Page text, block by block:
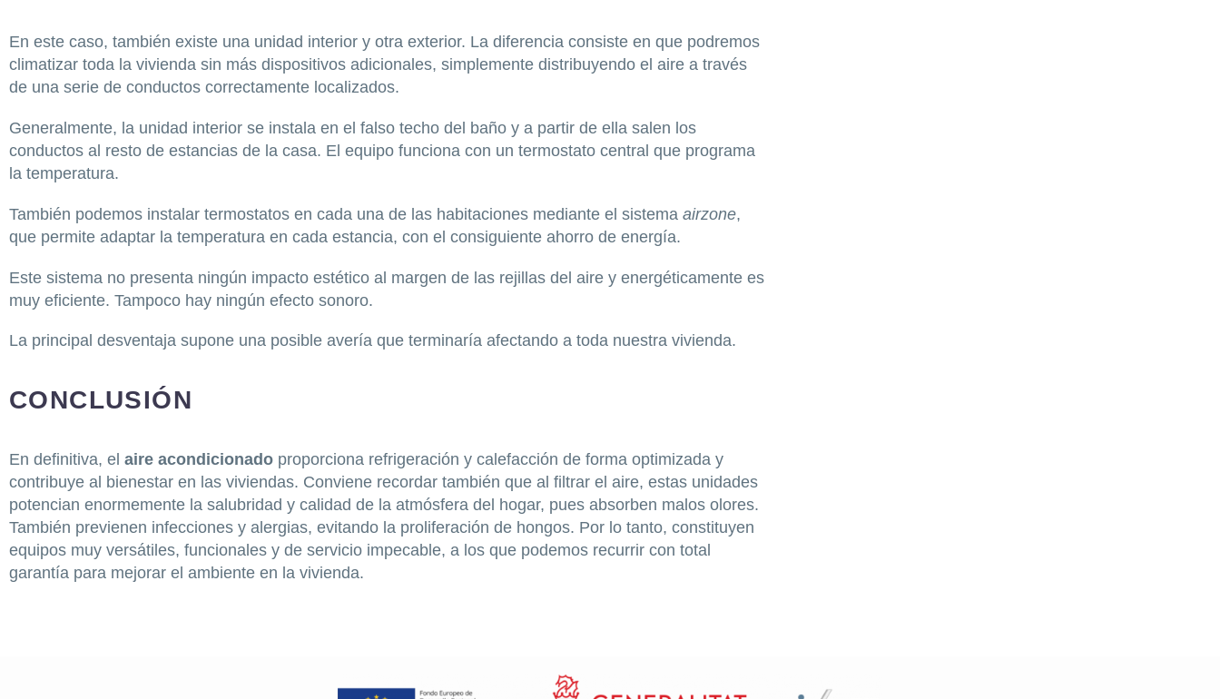
En este caso, también existe una unidad interior y otra exterior. La diferencia consiste en que podremos
climatizar toda la vivienda sin más dispositivos adicionales, simplemente distribuyendo el aire a través
de una serie de conductos correctamente localizados.
Generalmente, la unidad interior se instala en el falso techo del baño y a partir de ella salen los
conductos al resto de estancias de la casa. El equipo funciona con un termostato central que programa
la temperatura.
También podemos instalar termostatos en cada una de las habitaciones mediante el sistema airzone,
que permite adaptar la temperatura en cada estancia, con el consiguiente ahorro de energía.
Este sistema no presenta ningún impacto estético al margen de las rejillas del aire y energéticamente es
muy eficiente. Tampoco hay ningún efecto sonoro.
La principal desventaja supone una posible avería que terminaría afectando a toda nuestra vivienda.
CONCLUSIÓN
En definitiva, el aire acondicionado proporciona refrigeración y calefacción de forma optimizada y
contribuye al bienestar en las viviendas. Conviene recordar también que al filtrar el aire, estas unidades
potencian enormemente la salubridad y calidad de la atmósfera del hogar, pues absorben malos olores.
También previenen infecciones y alergias, evitando la proliferación de hongos. Por lo tanto, constituyen
equipos muy versátiles, funcionales y de servicio impecable, a los que podemos recurrir con total
garantía para mejorar el ambiente en la vivienda.